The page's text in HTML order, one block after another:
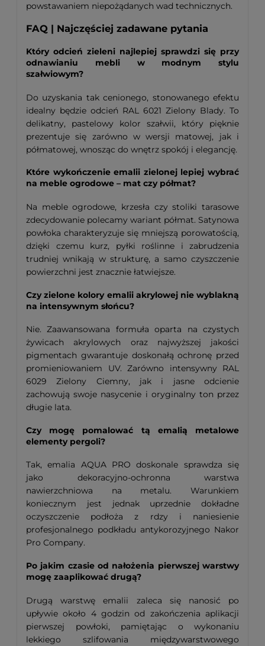
powstawaniem niepożądanych wad technicznych.
FAQ | Najczęściej zadawane pytania
Który odcień zieleni najlepiej sprawdzi się przy
odnawianiu mebli w modnym stylu
szałwiowym?
Do uzyskania tak cenionego, stonowanego efektu
idealny będzie odcień RAL 6021 Zielony Blady. To
delikatny, pastelowy kolor szałwii, który pięknie
prezentuje się zarówno w wersji matowej, jak i
półmatowej, wnosząc do wnętrz spokój i elegancję.
Które wykończenie emalii zielonej lepiej wybrać
na meble ogrodowe – mat czy półmat?
Na meble ogrodowe, krzesła czy stoliki tarasowe
zdecydowanie polecamy wariant półmat. Satynowa
powłoka charakteryzuje się mniejszą porowatością,
dzięki czemu kurz, pyłki roślinne i zabrudzenia
trudniej wnikają w strukturę, a samo czyszczenie
powierzchni jest znacznie łatwiejsze.
Czy zielone kolory emalii akrylowej nie wyblakną
na intensywnym słońcu?
Nie. Zaawansowana formuła oparta na czystych
żywicach akrylowych oraz najwyższej jakości
pigmentach gwarantuje doskonałą ochronę przed
promieniowaniem UV. Zarówno intensywny RAL
6029 Zielony Ciemny, jak i jasne odcienie
zachowują swoje nasycenie i oryginalny ton przez
długie lata.
Czy mogę pomalować tą emalią metalowe
elementy pergoli?
Tak, emalia AQUA PRO doskonale sprawdza się
jako dekoracyjno-ochronna warstwa
nawierzchniowa na metalu. Warunkiem
koniecznym jest jednak uprzednie dokładne
oczyszczenie podłoża z rdzy i naniesienie
profesjonalnego podkładu antykorozyjnego Nakor
Pro Company.
Po jakim czasie od nałożenia pierwszej warstwy
mogę zaaplikować drugą?
Drugą warstwę emalii zaleca się nanosić po
upływie około 4 godzin od zakończenia aplikacji
pierwszej powłoki, pamiętając o wykonaniu
lekkiego szlifowania międzywarstwowego